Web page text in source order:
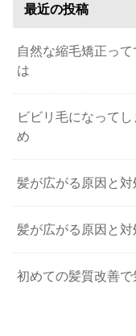
最近の投稿
自然な縮毛矯正っ
は
ビビリ毛になって
め
髪が広がる原因と対
髪が広がる原因と対
初めての髪質改善